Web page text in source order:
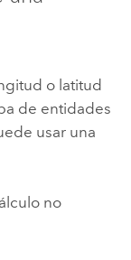
o latitud
de entidades
usar una
no